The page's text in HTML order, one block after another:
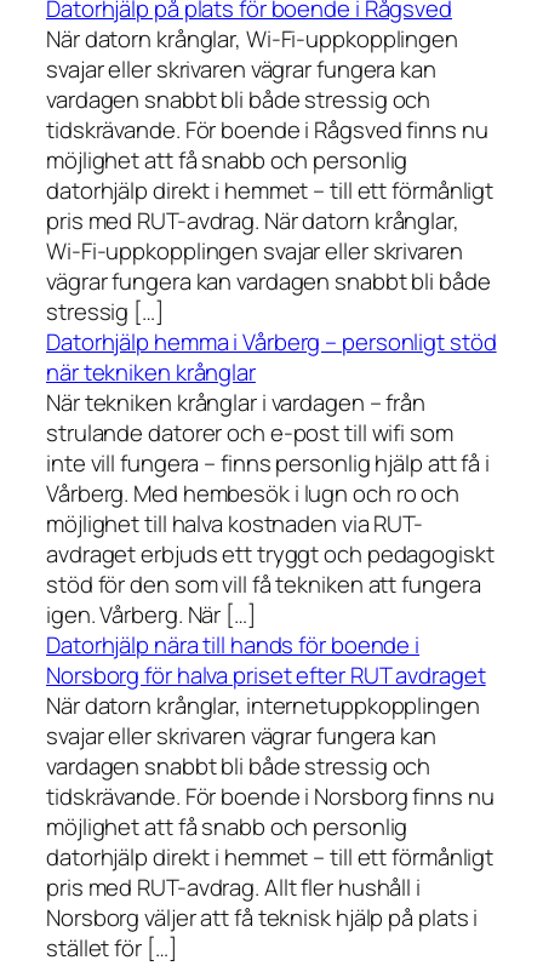
Datorhjälp på plats för boende i Rågsved
När datorn krånglar, Wi-Fi-uppkopplingen
svajar eller skrivaren vägrar fungera kan
vardagen snabbt bli både stressig och
tidskrävande. För boende i Rågsved finns nu
möjlighet att få snabb och personlig
datorhjälp direkt i hemmet – till ett förmånligt
pris med RUT-avdrag. När datorn krånglar,
Wi-Fi-uppkopplingen svajar eller skrivaren
vägrar fungera kan vardagen snabbt bli både
stressig […]
Datorhjälp hemma i Vårberg – personligt stöd
när tekniken krånglar
När tekniken krånglar i vardagen – från
strulande datorer och e-post till wifi som
inte vill fungera – finns personlig hjälp att få i
Vårberg. Med hembesök i lugn och ro och
möjlighet till halva kostnaden via RUT-
avdraget erbjuds ett tryggt och pedagogiskt
stöd för den som vill få tekniken att fungera
igen. Vårberg. När […]
Datorhjälp nära till hands för boende i
Norsborg för halva priset efter RUT avdraget
När datorn krånglar, internetuppkopplingen
svajar eller skrivaren vägrar fungera kan
vardagen snabbt bli både stressig och
tidskrävande. För boende i Norsborg finns nu
möjlighet att få snabb och personlig
datorhjälp direkt i hemmet – till ett förmånligt
pris med RUT-avdrag. Allt fler hushåll i
Norsborg väljer att få teknisk hjälp på plats i
stället för […]